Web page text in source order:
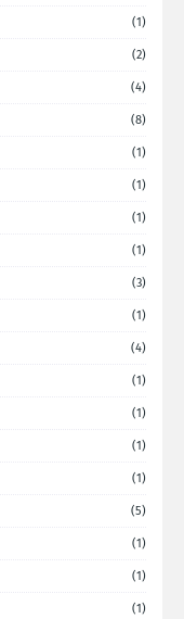
(1)
(2)
(4)
(8)
(1)
(1)
(1)
(1)
(3)
(1)
(4)
(1)
(1)
(1)
(1)
(5)
(1)
(1)
(1)